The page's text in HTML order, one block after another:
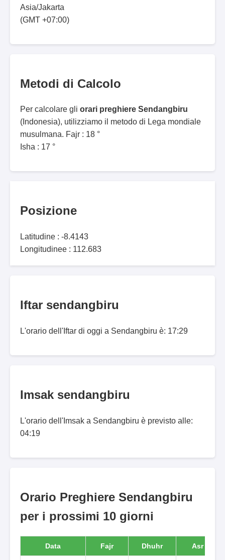
Asia/Jakarta
(GMT +07:00)
Metodi di Calcolo
Per calcolare gli orari preghiere Sendangbiru
(Indonesia), utilizziamo il metodo di Lega mondiale
musulmana. Fajr : 18 °
Isha : 17 °
Posizione
Latitudine : -8.4143
Longitudinee : 112.683
Iftar sendangbiru
L'orario dell'Iftar di oggi a Sendangbiru è: 17:29
Imsak sendangbiru
L'orario dell'Imsak a Sendangbiru è previsto alle:
04:19
Orario Preghiere Sendangbiru
per i prossimi 10 giorni
Data Fajr Dhuhr Asr